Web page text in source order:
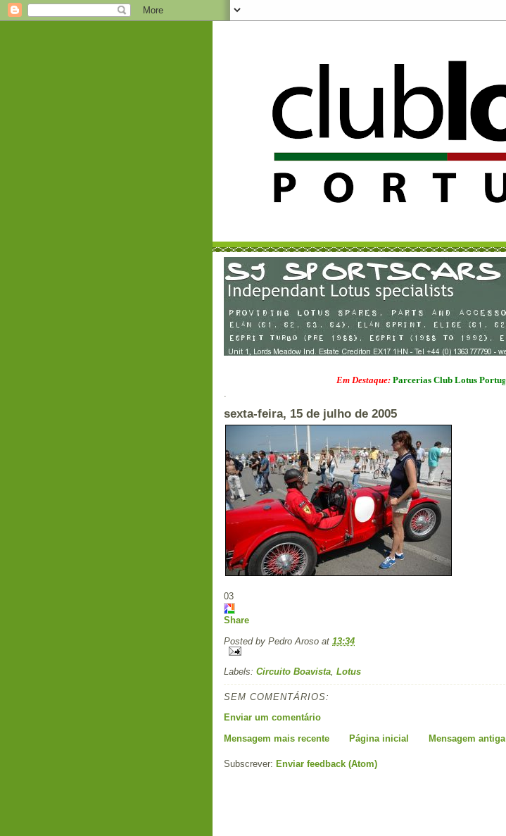
Em Destaque:Parcerias Club Lotus Portugal
sexta-feira, 15 de julho de 2005
03
Share
Posted by Pedro Aroso at 13:34
Labels: Circuito Boavista Lotus
SEM COMENTÁRIOS:
Enviar um comentário
Mensagem mais recente
Mensagem antiga
Página inicial
Subscrever: Enviar feedback (Atom)